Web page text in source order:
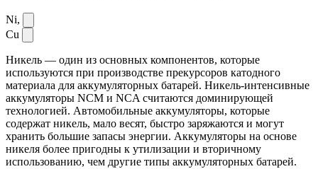
Ni,
Cu
Никель — один из основных компонентов, которые
используются при производстве прекурсоров катодного
материала для аккумуляторных батарей. Никель-интенсивные
аккумуляторы NCM и NCA считаются доминирующей
технологией. Автомобильные аккумуляторы, которые
содержат никель, мало весят, быстро заряжаются и могут
хранить большие запасы энергии. Аккумуляторы на основе
никеля более пригодны к утилизации и вторичному
использованию, чем другие типы аккумуляторных батарей.